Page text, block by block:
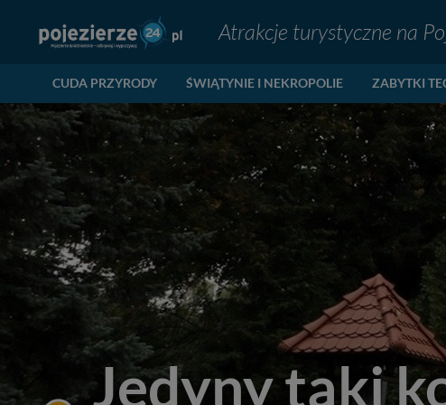
Atrakcje turystyczne na
CUDA PRZYRODY ŚWIĄTYNIE I NEKROPOLIE ZABYTKI
Jedyny taki